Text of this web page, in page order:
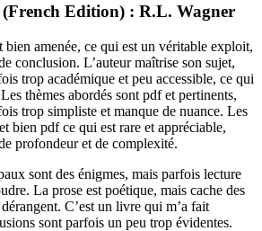
(French Edition) : R.L. Wagner
bien amenée, ce qui est un véritable exploit,
conclusion. L’auteur maîtrise son sujet,
trop académique et peu accessible, ce qui
thèmes abordés sont pdf et pertinents,
trop simpliste et manque de nuance. Les
bien pdf ce qui est rare et appréciable,
profondeur et de complexité.
sont des énigmes, mais parfois lecture
La prose est poétique, mais cache des
C’est un livre qui m’a fait
sont parfois un peu trop évidentes.